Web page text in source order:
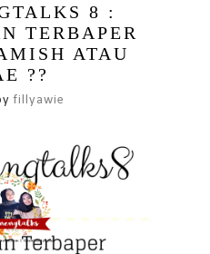
8 :
TERBAPER
ATAU
??
fillyawie